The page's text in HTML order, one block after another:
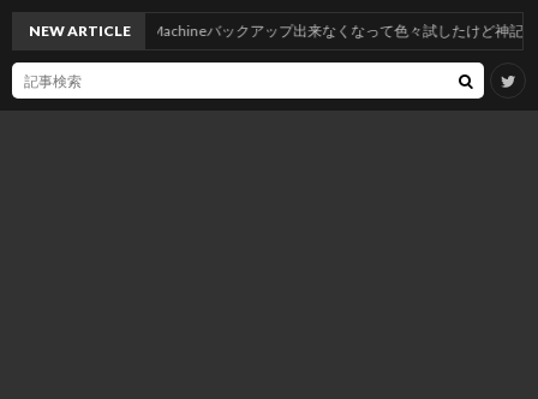
NEW ARTICLE
へTimeMachineバックアップ出来なくなって色々試したけど神記事のおかげで一